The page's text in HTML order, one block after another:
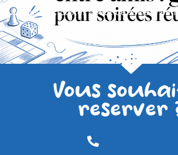
Accueil» Actualités» Jeux de société
soirées réussies
Vous
reserver
01.69.04.97.48